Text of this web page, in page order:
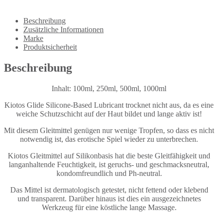
Beschreibung
Zusätzliche Informationen
Marke
Produktsicherheit
Beschreibung
Inhalt: 100ml, 250ml, 500ml, 1000ml
Kiotos Glide Silicone-Based Lubricant trocknet nicht aus, da es eine
weiche Schutzschicht auf der Haut bildet und lange aktiv ist!
Mit diesem Gleitmittel genügen nur wenige Tropfen, so dass es nicht
notwendig ist, das erotische Spiel wieder zu unterbrechen.
Kiotos Gleitmittel auf Silikonbasis hat die beste Gleitfähigkeit und
langanhaltende Feuchtigkeit, ist geruchs- und geschmacksneutral,
kondomfreundlich und Ph-neutral.
Das Mittel ist dermatologisch getestet, nicht fettend oder klebend
und transparent. Darüber hinaus ist dies ein ausgezeichnetes
Werkzeug für eine köstliche lange Massage.